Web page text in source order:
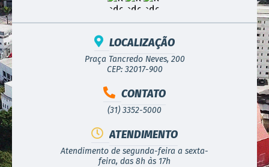
LOCALIZAÇÃO
Praça Tancredo Neves, 200
CEP: 32017-900
CONTATO
(31) 3352-5000
ATENDIMENTO
Atendimento de segunda-feira a sexta-
feira, das 8h às 17h